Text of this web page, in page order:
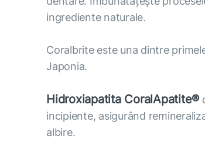
ingrediente naturale.
Coralbrite este una dintre
Japonia.
Hidroxiapatita CoralApatite®
incipiente, asigurând
albire.